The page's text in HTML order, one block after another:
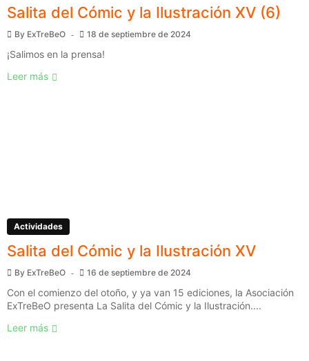
Salita del Cómic y la Ilustración XV (6)
By ExTreBeO 18 de septiembre de 2024
¡Salimos en la prensa!
Leer más
Actividades
Salita del Cómic y la Ilustración XV
By ExTreBeO 16 de septiembre de 2024
Con el comienzo del otoño, y ya van 15 ediciones, la Asociación
ExTreBeO presenta La Salita del Cómic y la Ilustración....
Leer más